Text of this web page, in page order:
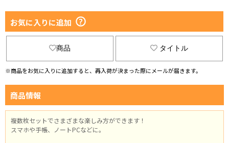
お気に入りに追加
商品 タイトル
※商品をお気に入りに追加すると、再入荷が決まった際にメールが届きます。
商品情報
複数枚セットでさまざまな楽しみ方ができます！
スマホや手帳、ノートPCなどに。